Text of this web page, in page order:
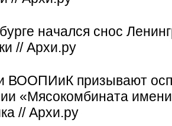
начался снос
// Архи.ру
ВООПИиК призывают
«Мясокомбината
// Архи.ру